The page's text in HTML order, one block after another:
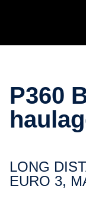
P360 B6X4 hz basic
LONG DISTANCE RIGID, 360HP,
EURO 3,